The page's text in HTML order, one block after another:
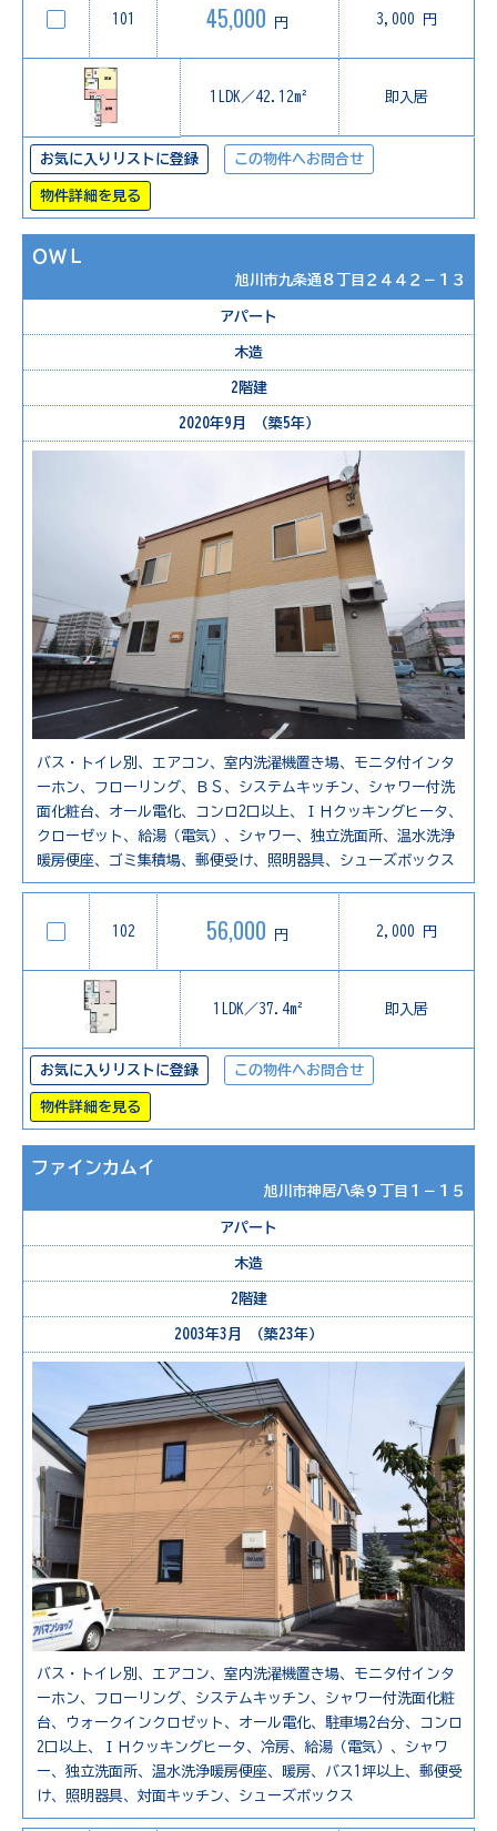
101 45,000 円 3,000 円
1LDK／42.12m² 即入居
お気に入りリストに登録 この物件へお問合せ
物件詳細を見る
ＯＷＬ
旭川市九条通８丁目２４４２－１３
アパート
木造
2階建
2020年9月 （築5年）
バス・トイレ別、エアコン、室内洗濯機置き場、モニタ付インタ
ーホン、フローリング、ＢＳ、システムキッチン、シャワー付洗
面化粧台、オール電化、コンロ2口以上、ＩＨクッキングヒータ、
クローゼット、給湯（電気）、シャワー、独立洗面所、温水洗浄
暖房便座、ゴミ集積場、郵便受け、照明器具、シューズボックス
102 56,000 円 2,000 円
1LDK／37.4m² 即入居
お気に入りリストに登録 この物件へお問合せ
物件詳細を見る
ファインカムイ
旭川市神居八条９丁目１－１５
アパート
木造
2階建
2003年3月 （築23年）
バス・トイレ別、エアコン、室内洗濯機置き場、モニタ付インタ
ーホン、フローリング、システムキッチン、シャワー付洗面化粧
台、ウォークインクロゼット、オール電化、駐車場2台分、コンロ
2口以上、ＩＨクッキングヒータ、冷房、給湯（電気）、シャワ
ー、独立洗面所、温水洗浄暖房便座、暖房、バス1坪以上、郵便受
け、照明器具、対面キッチン、シューズボックス